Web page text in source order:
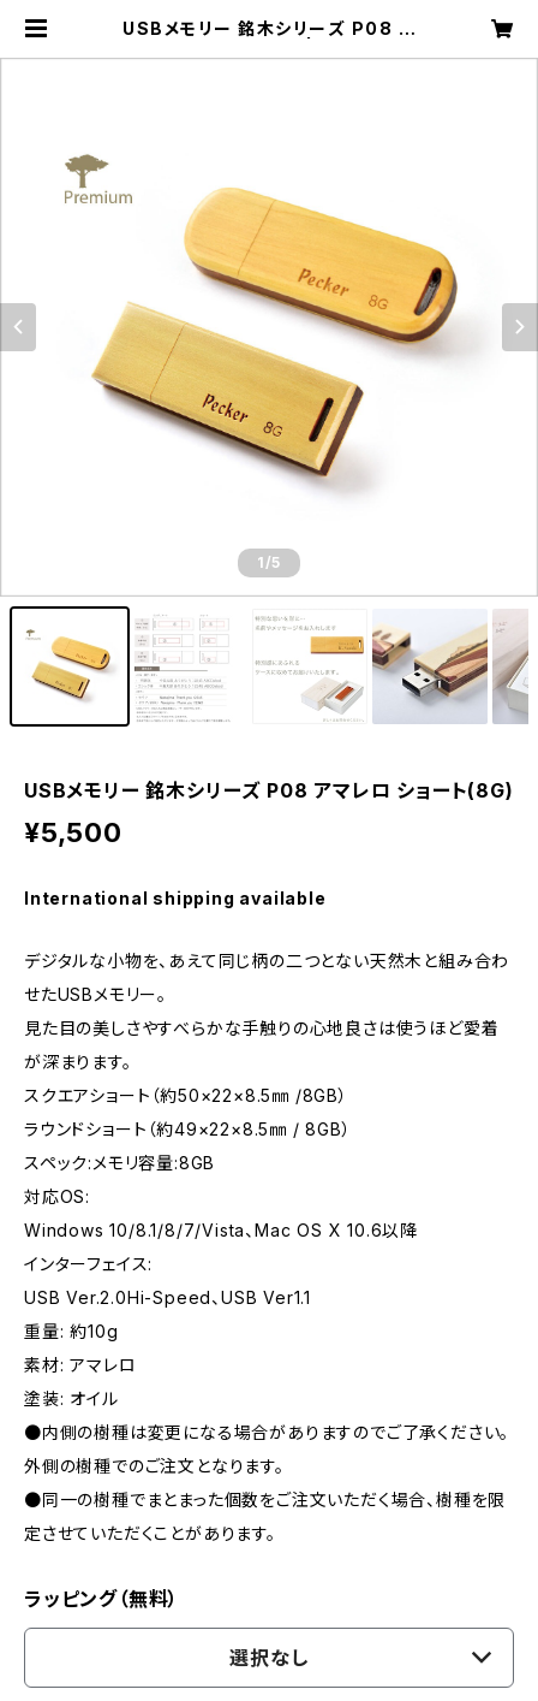
USBメモリー 銘木シリーズ P08 ア
1 /5
USBメモリー 銘木シリーズ P08 アマレロ ショート(8G)
¥5,500
International shipping available
デジタルな小物を、あえて同じ柄の二つとない天然木と組み合わ
せたUSBメモリー。
見た目の美しさやすべらかな手触りの心地良さは使うほど愛着
が深まります。
スクエアショート（約50×22×8.5㎜ /8GB）
ラウンドショート（約49×22×8.5㎜ / 8GB）
スペック:メモリ容量:8GB
対応OS:
Windows 10/8.1/8/7/Vista、Mac OS X 10.6以降
インターフェイス:
USB Ver.2.0Hi-Speed、USB Ver1.1
重量: 約10g
素材: アマレロ
塗装: オイル
●内側の樹種は変更になる場合がありますのでご了承ください。
外側の樹種でのご注文となります。
●同一の樹種でまとまった個数をご注文いただく場合、樹種を限
定させていただくことがあります。
ラッピング（無料）
選択なし